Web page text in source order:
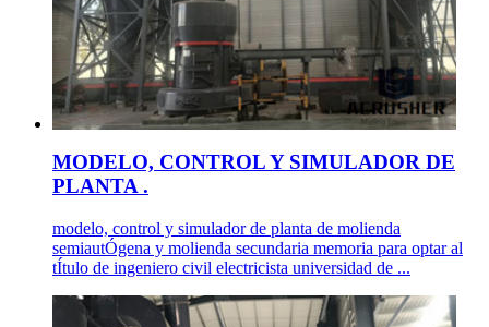
MODELO, CONTROL Y SIMULADOR DE
PLANTA .
modelo, control y simulador de planta de molienda
semiautÓgena y molienda secundaria memoria para optar al
tÍtulo de ingeniero civil electricista universidad de ...